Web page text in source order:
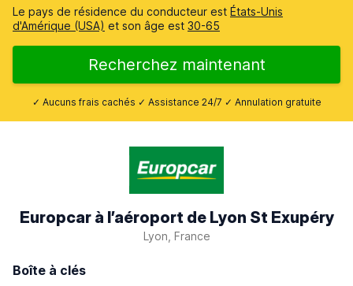
Le pays de résidence du conducteur est États-Unis
d'Amérique (USA) et son âge est 30-65
Recherchez maintenant
✓ Aucuns frais cachés ✓ Assistance 24/7 ✓ Annulation gratuite
Europcar à l’aéroport de Lyon St Exupéry
Lyon, France
Boîte à clés